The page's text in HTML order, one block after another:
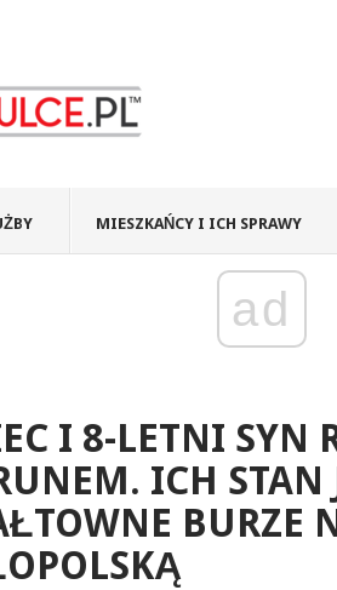
MIESZKAŃCY I ICH SPRAWY
ad
I 8-LETNI SYN
ICH STAN
BURZE